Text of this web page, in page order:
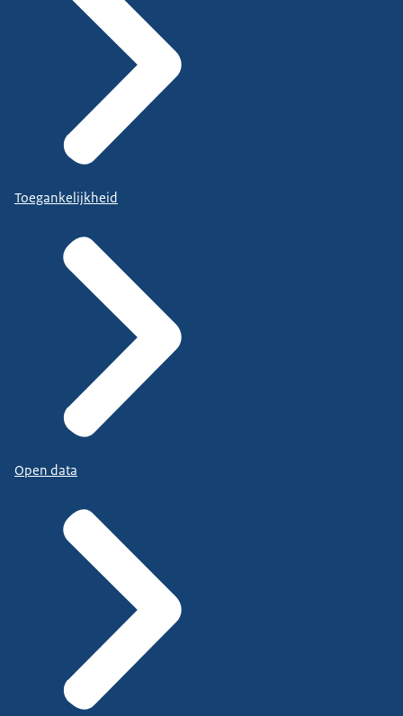
Toegankelijkheid
Open data